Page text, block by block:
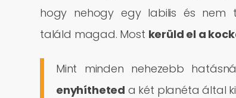
hogy nehogy egy labilis és nem
találd magad. Most kerüld el a
Mint minden nehezebb
enyhítheted a két planéta által